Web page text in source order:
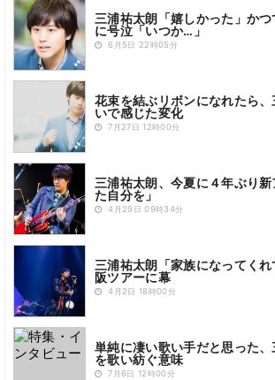
三浦祐太朗「嬉しかった」か
に号泣「いつか…」
6月5日 22時05分
花束を結ぶリボンになれたら
いで感じた変化
7月27日 12時00分
三浦祐太朗、今夏に４年ぶり
た自分を」
4月29日 09時34分
三浦祐太朗「家族になってく
阪ツアーに幕
4月2日 18時00分
単純に凄い歌い手だと思った
を歌い紡ぐ意味
7月6日 12時00分